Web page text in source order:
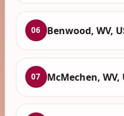
06 Benwood, WV,
07 McMechen, WV,